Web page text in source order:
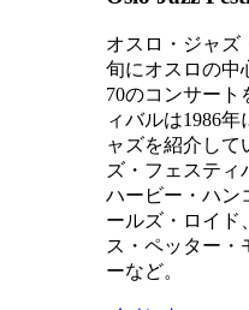
オスロ・ジャズ
旬にオスロの中
70のコンサート
ィバルは1986
ャズを紹介して
ズ・フェスティ
ハービー・ハン
ールズ・ロイド
ス・ペッター・
ーなど。